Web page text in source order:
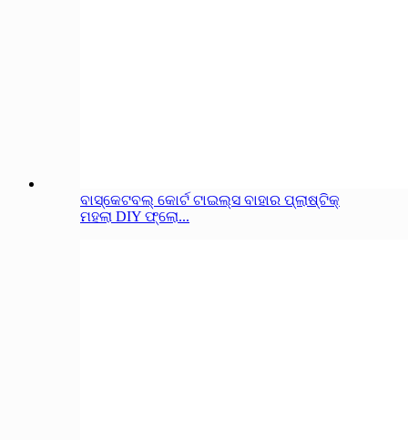
ବାସ୍କେଟବଲ୍ କୋର୍ଟ ଟାଇଲ୍ସ ବାହାର ପ୍ଲାଷ୍ଟିକ୍
ମହଲା DIY ଫ୍ଲୋ...